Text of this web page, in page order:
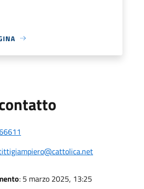
: 5 marzo 2025, 13:25